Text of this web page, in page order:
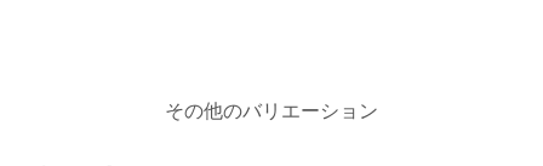
その他のバリエーション